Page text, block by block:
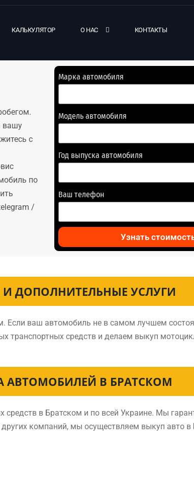
КАЛЬКУЛЯТОР О НАС КОНТАКТЫ
вашу
с
по
/
Марка автомобиля
Модель автомобиля
Год выпуска автомобиля
Ваш телефон
Узнать
ДОПОЛНИТЕЛЬНЫЕ УСЛУГИ
ваш автомобиль не в самом лучшем
транспортных средств и делаем выкуп
АВТОМОБИЛЕЙ В БРАТСКОМ
в Братском и по всей Украине. Мы
компаний, мы осуществляем выкуп авто в